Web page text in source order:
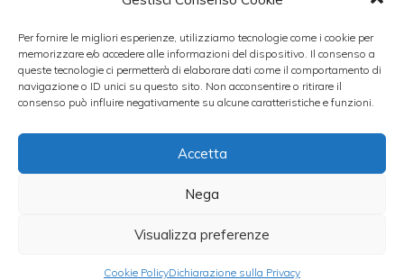
Per fornire le migliori esperienze, utilizziamo tecnologie come i cookie per
memorizzare e/o accedere alle informazioni del dispositivo. Il consenso a
queste tecnologie ci permetterà di elaborare dati come il comportamento di
navigazione o ID unici su questo sito. Non acconsentire o ritirare il
consenso può influire negativamente su alcune caratteristiche e funzioni.
Accetta
Nega
Visualizza preferenze
Cookie PolicyDichiarazione sulla Privacy
formando due rotoli e dividete ciascun
rotolo in 5 paninetti rotondi,
richiudendo i bordi a palla per
mantenere il ripieno all’interno.
una placca, imburratela e disegnate
un triangolo utilizzando i panetti
rotondi: sulla base quattro panetti, poi
tre panetti, poi due e in cima un
panetto.